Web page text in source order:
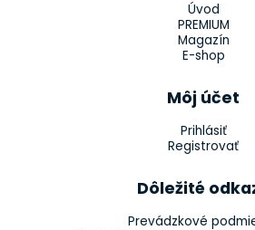
Úvod
PREMIUM
Magazín
E-shop
Môj účet
Prihlásiť
Registrovať
Dôležité
Prevádzkové